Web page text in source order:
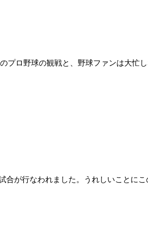
ロ野球の観戦と、野球ファンは大忙
が行なわれました。うれしいことに